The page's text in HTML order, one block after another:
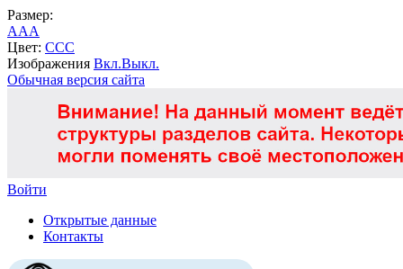
Размер:
AAA
Цвет: CCC
Изображения Вкл.Выкл.
Обычная версия сайта
Войти
Открытые данные
Контакты